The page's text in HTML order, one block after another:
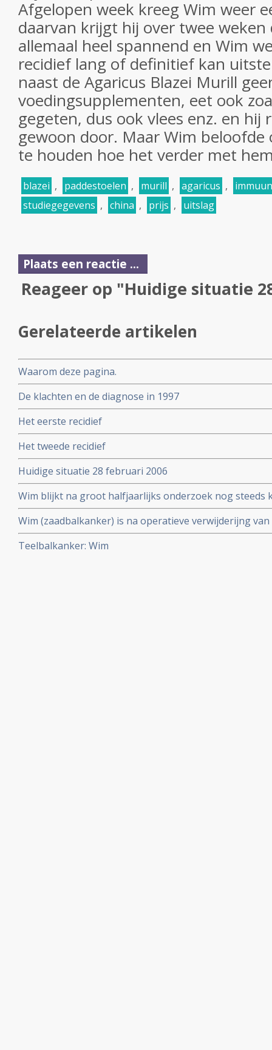
Afgelopen week kreeg Wim weer
daarvan krijgt hij over twee
allemaal heel spannend en Wim
recidief lang of definitief kan
naast de Agaricus Blazei Murill
voedingsupplementen, eet ook
gegeten, dus ook vlees enz. en hij
gewoon door. Maar Wim beloofde
te houden hoe het verder met
blazei , paddestoelen , murill , agaricus ,
studiegegevens , china , prijs , uitslag
Plaats een reactie ...
Reageer op "Huidige situatie
Gerelateerde artikelen
Waarom deze pagina.
De klachten en de diagnose in 1997
Het eerste recidief
Het tweede recidief
Huidige situatie 28 februari 2006
Wim blijkt na groot halfjaarlijks onderzoek nog steeds
Wim (zaadbalkanker) is na operatieve verwijderijng
aan het werk en is al weer enkele jaren klinisch
Blazei Murill, een paddenstoel met medische kwaliteiten
Teelbalkanker: Wim